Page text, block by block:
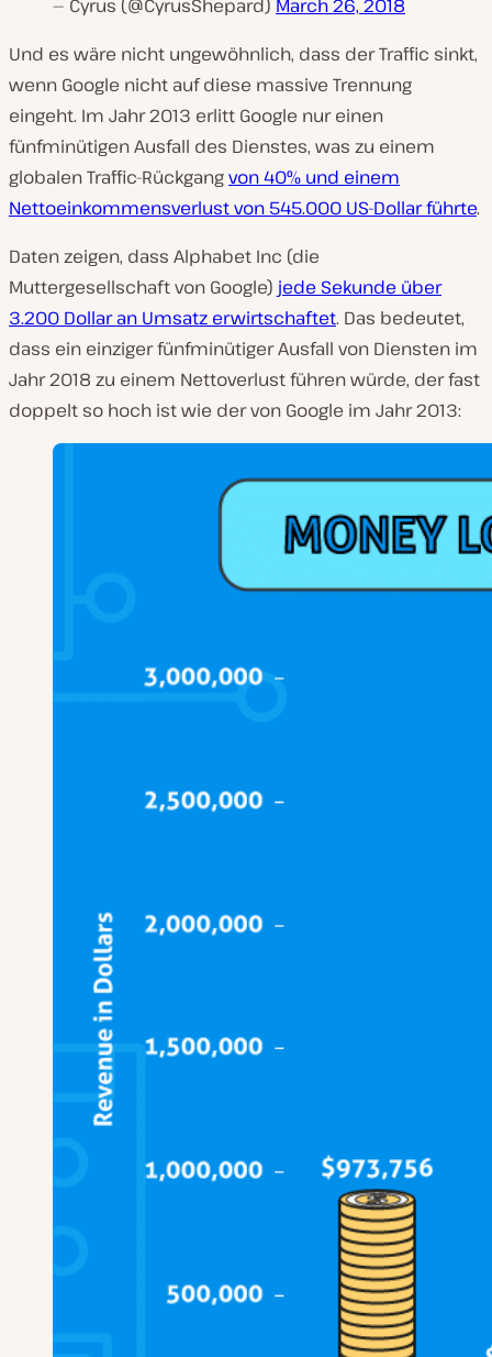
— Cyrus (@CyrusShepard) March 26, 2018
Und es wäre nicht ungewöhnlich, dass der Traffic sinkt,
wenn Google nicht auf diese massive Trennung
eingeht. Im Jahr 2013 erlitt Google nur einen
fünfminütigen Ausfall des Dienstes, was zu einem
globalen Traffic-Rückgangvon 40% und einem
Nettoeinkommensverlust von 545.000 US-Dollar führte.
Daten zeigen, dass Alphabet Inc (die
Muttergesellschaft von Google) jede Sekunde über
3.200 Dollar an Umsatz erwirtschaftet. Das bedeutet,
dass ein einziger fünfminütiger Ausfall von Diensten im
Jahr 2018 zu einem Nettoverlust führen würde, der fast
doppelt so hoch ist wie der von Google im Jahr 2013: